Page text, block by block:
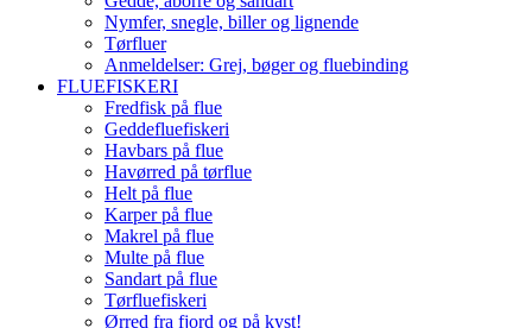
Nymfer, snegle, biller og lignende
Tørfluer
Anmeldelser: Grej, bøger og fluebinding
FLUEFISKERI
Fredfisk på flue
Geddefluefiskeri
Havbars på flue
Havørred på tørflue
Helt på flue
Karper på flue
Makrel på flue
Multe på flue
Sandart på flue
Tørfluefiskeri
Ørred fra fjord og på kyst!